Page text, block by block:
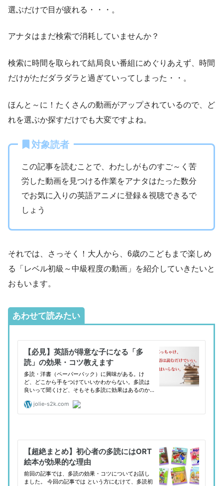
選ぶだけで目が疲れる・・・。
アナタはまだ検索で消耗していませんか？
検索に時間を取られて結局良い番組にめぐりあえず、時間
だけがただダラダラと過ぎていってしまった・・。
ほんと～に！たくさんの動画がアップされているので、ど
れを選ぶか探すだけでも大変ですよね。
対象読者
この記事を読むことで、わたしがものすご～く苦
労した動画を見つける作業をアナタはたった数分
でお気に入りの英語アニメに登録＆視聴できるで
しょう
それでは、さっそく！大人から、6歳のこどもまで楽しめ
る「レベル初級～中級程度の動画」を紹介していきたいと
おもいます。
あわせて読みたい